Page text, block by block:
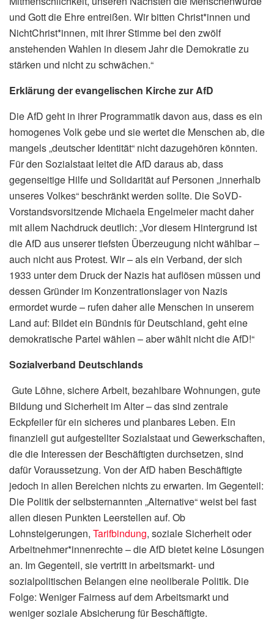
und Gott die Ehre entreißen. Wir bitten Christ*innen und
NichtChrist*innen, mit ihrer Stimme bei den zwölf
anstehenden Wahlen in diesem Jahr die Demokratie zu
stärken und nicht zu schwächen.“
Erklärung der evangelischen Kirche zur AfD
Die AfD geht in ihrer Programmatik davon aus, dass es ein
homogenes Volk gebe und sie wertet die Menschen ab, die
mangels „deutscher Identität“ nicht dazugehören könnten.
Für den Sozialstaat leitet die AfD daraus ab, dass
gegenseitige Hilfe und Solidarität auf Personen „innerhalb
unseres Volkes“ beschränkt werden sollte. Die SoVD-
Vorstandsvorsitzende Michaela Engelmeier macht daher
mit allem Nachdruck deutlich: „Vor diesem Hintergrund ist
die AfD aus unserer tiefsten Überzeugung nicht wählbar –
auch nicht aus Protest. Wir – als ein Verband, der sich
1933 unter dem Druck der Nazis hat auflösen müssen und
dessen Gründer im Konzentrationslager von Nazis
ermordet wurde – rufen daher alle Menschen in unserem
Land auf: Bildet ein Bündnis für Deutschland, geht eine
demokratische Partei wählen – aber wählt nicht die AfD!“
Sozialverband Deutschlands
Gute Löhne, sichere Arbeit, bezahlbare Wohnungen, gute
Bildung und Sicherheit im Alter – das sind zentrale
Eckpfeiler für ein sicheres und planbares Leben. Ein
finanziell gut aufgestellter Sozialstaat und Gewerkschaften,
die die Interessen der Beschäftigten durchsetzen, sind
dafür Voraussetzung. Von der AfD haben Beschäftigte
jedoch in allen Bereichen nichts zu erwarten. Im Gegenteil:
Die Politik der selbsternannten „Alternative“ weist bei fast
allen diesen Punkten Leerstellen auf. Ob
Lohnsteigerungen, Tarifbindung, soziale Sicherheit oder
Arbeitnehmer*innenrechte – die AfD bietet keine Lösungen
an. Im Gegenteil, sie vertritt in arbeitsmarkt- und
sozialpolitischen Belangen eine neoliberale Politik. Die
Folge: Weniger Fairness auf dem Arbeitsmarkt und
weniger soziale Absicherung für Beschäftigte.